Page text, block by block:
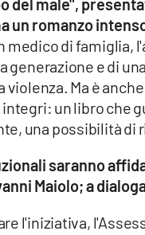
del male",
un romanzo
medico di famiglia,
generazione e di
violenza. Ma è
un libro che
una possibilità di
saranno
Maiolo; a
l'iniziativa,